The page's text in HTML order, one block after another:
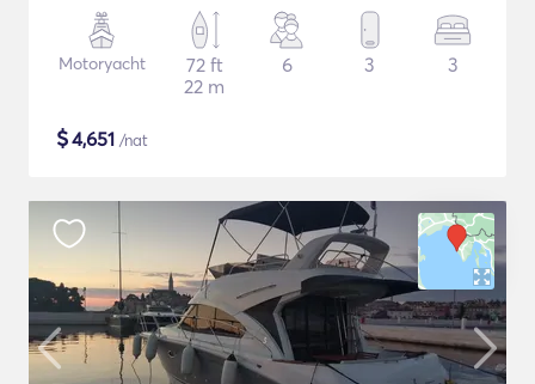
Motoryacht
72 ft
22 m
6 3 3
$4,651 /nat